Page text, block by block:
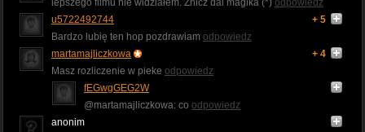
u5722492744
+ 5
Bardzo lubię ten hop pozdrawiam odpowiedz
martamajliczkowa
+ 4
Masz rozliczenie w pieke odpowiedz
fEGwgGEG2W
@martamajliczkowa: co odpowiedz
anonim